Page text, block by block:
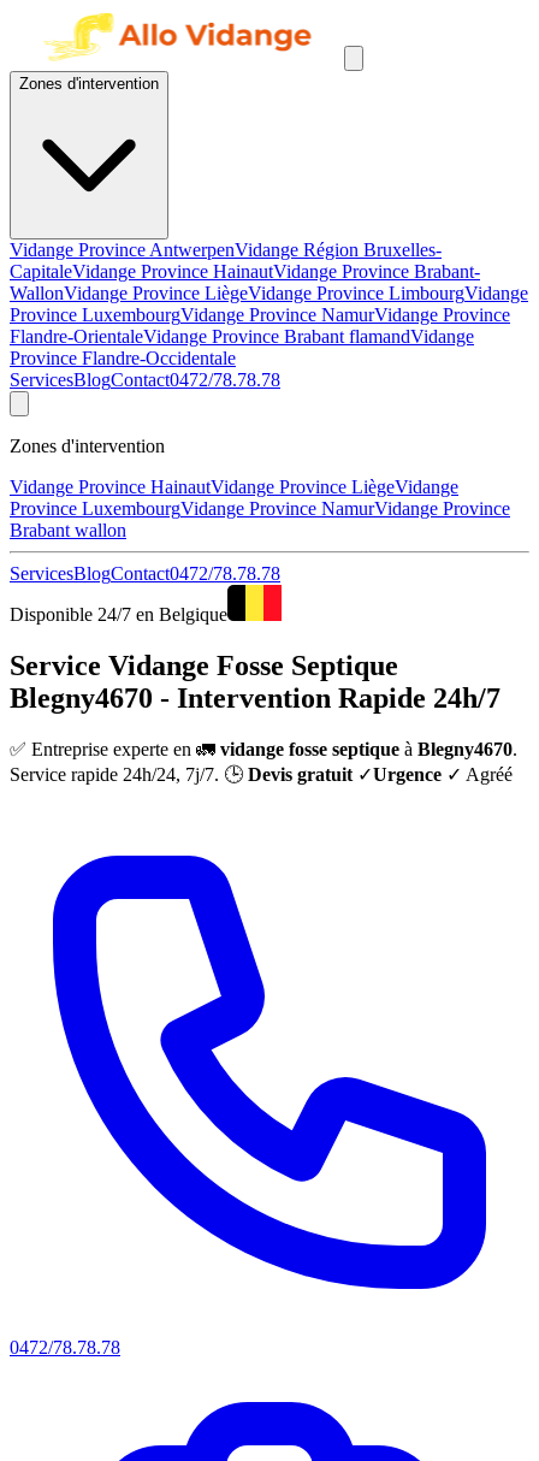
Zones d'intervention
Vidange Province AntwerpenVidange Région Bruxelles-
CapitaleVidange Province HainautVidange Province Brabant-
WallonVidange Province LiègeVidange Province LimbourgVidange
Province LuxembourgVidange Province NamurVidange Province
Flandre-OrientaleVidange Province Brabant flamandVidange
Province Flandre-Occidentale
ServicesBlogContact0472/78.78.78
Zones d'intervention
Vidange Province HainautVidange Province LiègeVidange
Province LuxembourgVidange Province NamurVidange Province
Brabant wallon
ServicesBlogContact0472/78.78.78
Disponible 24/7 en Belgique
Service Vidange Fosse Septique
Blegny4670 - Intervention Rapide 24h/7
✅ Entreprise experte en 🚛 vidange fosse septique à Blegny4670.
Service rapide 24h/24, 7j/7. 🕒 Devis gratuit ✓Urgence ✓ Agréé
0472/78.78.78